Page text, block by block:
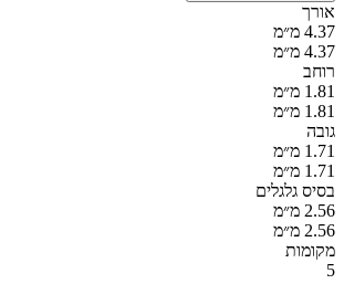
אורך
4.37 מ״מ
4.37 מ״מ
רוחב
1.81 מ״מ
1.81 מ״מ
גובה
1.71 מ״מ
1.71 מ״מ
בסיס גלגלים
2.56 מ״מ
2.56 מ״מ
מקומות
5